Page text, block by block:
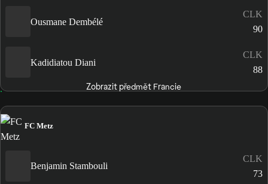
Ousmane Dembélé
CLK
90
Kadidiatou Diani
CLK
88
Zobrazit předmět Francie
FC Metz
Benjamin Stambouli
CLK
73